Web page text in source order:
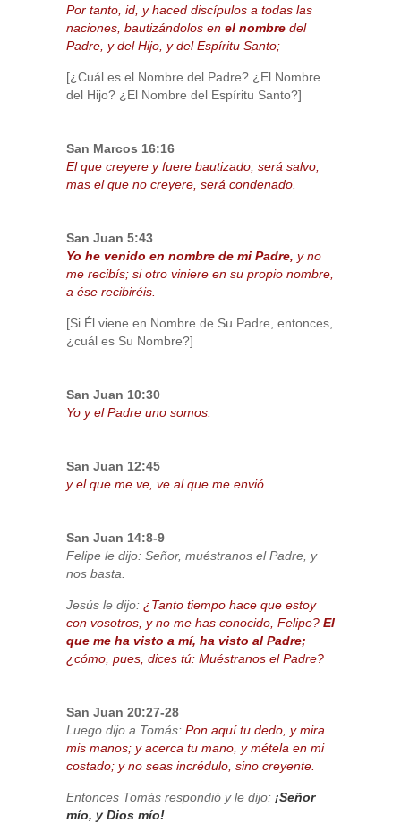
Por tanto, id, y haced discípulos a todas las
naciones, bautizándolos en el nombre del
Padre, y del Hijo, y del Espíritu Santo;
[¿Cuál es el Nombre del Padre? ¿El Nombre
del Hijo? ¿El Nombre del Espíritu Santo?]
San Marcos 16:16
El que creyere y fuere bautizado, será salvo;
mas el que no creyere, será condenado.
San Juan 5:43
Yo he venido en nombre de mi Padre, y no
me recibís; si otro viniere en su propio nombre,
a ése recibiréis.
[Si Él viene en Nombre de Su Padre, entonces,
¿cuál es Su Nombre?]
San Juan 10:30
Yo y el Padre uno somos.
San Juan 12:45
y el que me ve, ve al que me envió.
San Juan 14:8-9
Felipe le dijo: Señor, muéstranos el Padre, y
nos basta.
Jesús le dijo: ¿Tanto tiempo hace que estoy
con vosotros, y no me has conocido, Felipe? El
que me ha visto a mí, ha visto al Padre;
¿cómo, pues, dices tú: Muéstranos el Padre?
San Juan 20:27-28
Luego dijo a Tomás: Pon aquí tu dedo, y mira
mis manos; y acerca tu mano, y métela en mi
costado; y no seas incrédulo, sino creyente.
Entonces Tomás respondió y le dijo: ¡Señor
mío, y Dios mío!